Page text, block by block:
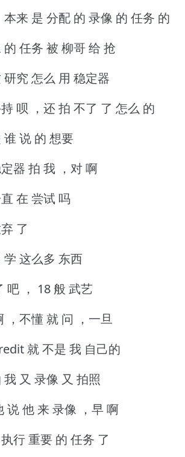
来 是 分配 的 录像 的 任务 的
任务 被 柳哥 给 抢
研究 怎么 用 稳定器
呗 ，还 拍 不了 了 怎么 的
说 的 想要
器 拍 我 ，对 啊
在 尝试 吗
了
这么多 东西
吧 ， 18 般 武艺
，不懂 就 问 ，一旦
就 不是 我 自己的
又 录像 又 拍照
说 他 来 录像 ，早 啊
行 重要 的 任务 了